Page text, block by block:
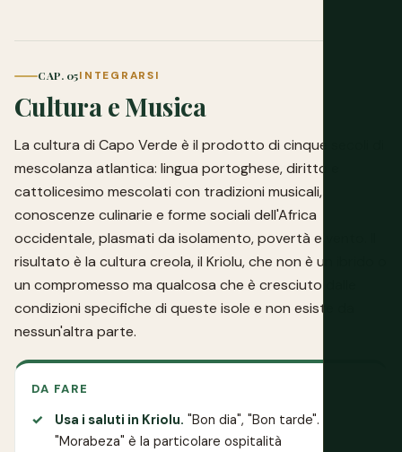
CAP. 05INTEGRARSI
Cultura e Musica
La cultura di Capo Verde è il prodotto di cinque secoli di
mescolanza atlantica: lingua portoghese, diritto e
cattolicesimo mescolati con tradizioni musicali,
conoscenze culinarie e forme sociali dell'Africa
occidentale, plasmati da isolamento, povertà e vento. Il
risultato è la cultura creola, il Kriolu, che non è un ibrido o
un compromesso ma qualcosa che è cresciuto dalle
condizioni specifiche di queste isole e non esiste da
nessun'altra parte.
DA FARE
Usa i saluti in Kriolu. "Bon dia", "Bon tarde".
"Morabeza" è la particolare ospitalità